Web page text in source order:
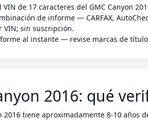
de 17 caracteres del GMC Canyon
de informe — CARFAX,
VIN; sin suscripción.
al instante — revise marcas de
2016: qué
2016 tiene aproximadamente 8-10